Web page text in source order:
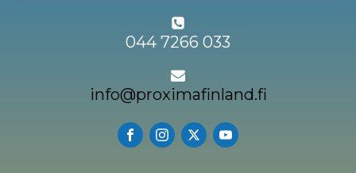
044 7266 033
info@proximafinland.fi